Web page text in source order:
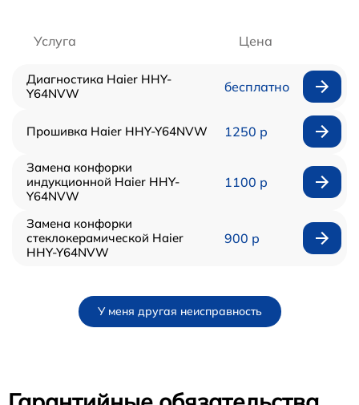
Услуга Цена
Диагностика Haier HHY-
Y64NVW
бесплатно
Прошивка Haier HHY-Y64NVW 1250 р
Замена конфорки
индукционной Haier HHY-
Y64NVW
1100 р
Замена конфорки
стеклокерамической Haier
HHY-Y64NVW
900 р
У меня другая неисправность